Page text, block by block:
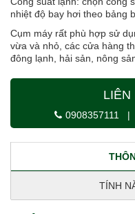
nhiệt độ bay hơi theo bảng
Cụm máy rất phù hợp sử
vừa và nhỏ, các cửa hàng
đông lạnh, hải sản, nông
LIÊN
0908357111 |
TÍNH